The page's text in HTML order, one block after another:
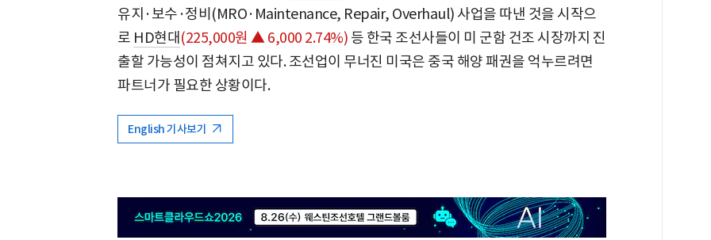
유지·보수·정비(MRO·Maintenance, Repair, Overhaul) 사업을 따낸 것을 시작으
로 HD현대(225,000원 ▲ 6,000 2.74%) 등 한국 조선사들이 미 군함 건조 시장까지 진
출할 가능성이 점쳐지고 있다. 조선업이 무너진 미국은 중국 해양 패권을 억누르려면
파트너가 필요한 상황이다.
English 기사보기